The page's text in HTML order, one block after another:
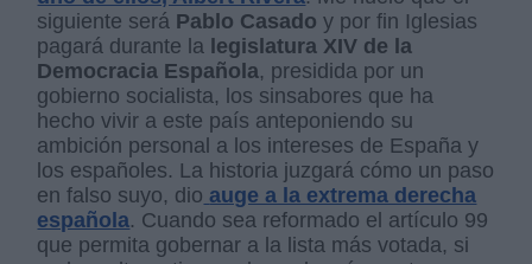
siguiente será Pablo Casado y por fin Iglesias
pagará durante la legislatura XIV de la
Democracia Española, presidida por un
gobierno socialista, los sinsabores que ha
hecho vivir a este país anteponiendo su
ambición personal a los intereses de España y
los españoles. La historia juzgará cómo un paso
en falso suyo, dio auge a la extrema derecha
española. Cuando sea reformado el artículo 99
que permita gobernar a la lista más votada, si